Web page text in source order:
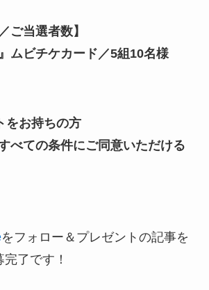
ご当選者数】
ムビチケカード／5組10名様
をお持ちの方
べての条件にご同意いただける
をフォロー ＆プレゼントの記事を
了です！